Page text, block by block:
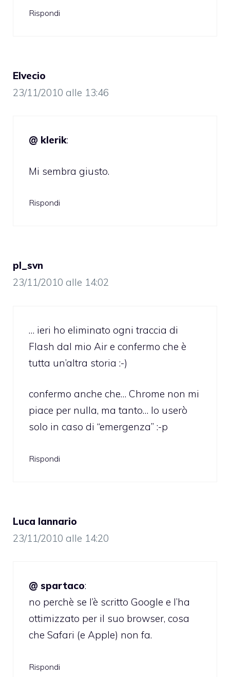
Rispondi
Elvecio
23/11/2010 alle 13:46
@ klerik:
Mi sembra giusto.
Rispondi
pl_svn
23/11/2010 alle 14:02
… ieri ho eliminato ogni traccia di
Flash dal mio Air e confermo che è
tutta un’altra storia :-)
confermo anche che… Chrome non mi
piace per nulla, ma tanto… lo userò
solo in caso di “emergenza” :-p
Rispondi
Luca Iannario
23/11/2010 alle 14:20
@ spartaco:
no perchè se l’è scritto Google e l’ha
ottimizzato per il suo browser, cosa
che Safari (e Apple) non fa.
Rispondi